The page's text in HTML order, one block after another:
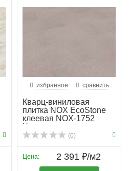
избранное сравнить
Кварц-виниловая
плитка NOX EcoStone
клеевая NOX-1752
Чогори
(0)
Цена: 2 391 ₽/м2